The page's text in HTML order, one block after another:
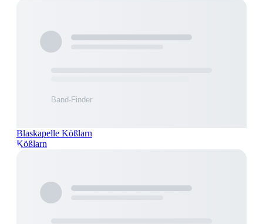
Blaskapelle Kößlarn
Kößlarn